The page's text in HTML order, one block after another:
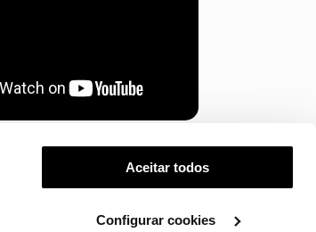
Aceitar todos
Configurar cookies